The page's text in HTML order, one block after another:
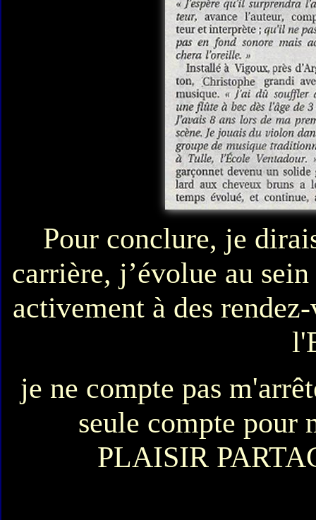
Pour conclure, je
carrière, j’évolue au
activement à des
je ne compte pas
seule compte pour
PLAISIR